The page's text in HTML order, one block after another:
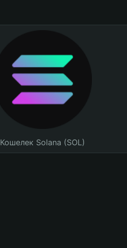
Кошелек Solana (SOL)